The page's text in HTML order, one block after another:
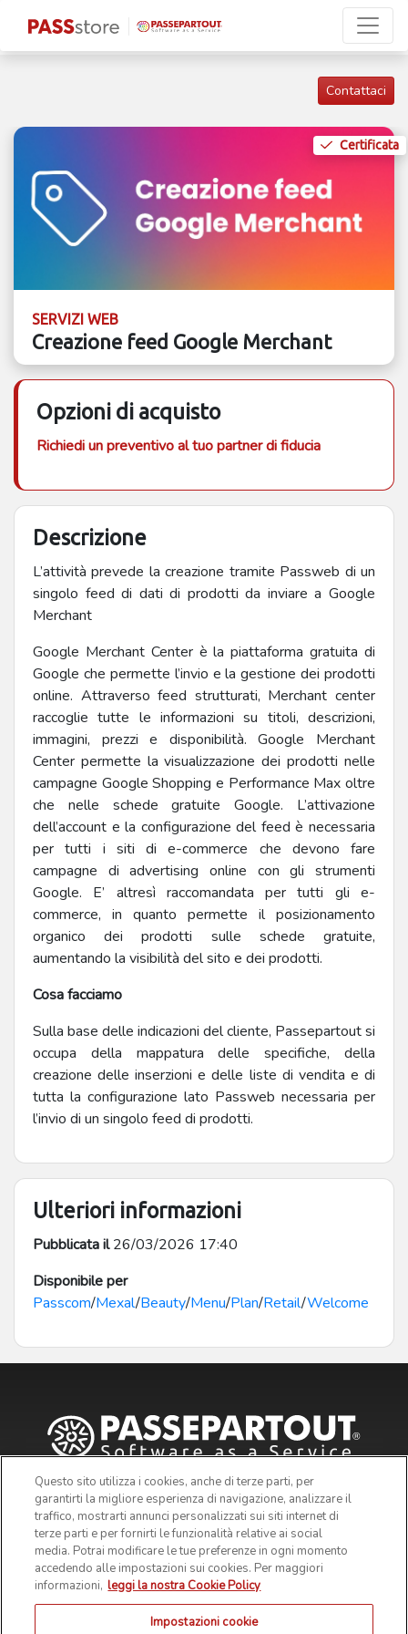
Contattaci
Certificata
SERVIZI WEB
Creazione feed Google Merchant
Opzioni di acquisto
Richiedi un preventivo al tuo partner di fiducia
Descrizione
L’attività prevede la creazione tramite Passweb di un
singolo feed di dati di prodotti da inviare a Google
Merchant
Google Merchant Center è la piattaforma gratuita di
Google che permette l’invio e la gestione dei prodotti
online. Attraverso feed strutturati, Merchant center
raccoglie tutte le informazioni su titoli, descrizioni,
immagini, prezzi e disponibilità. Google Merchant
Center permette la visualizzazione dei prodotti nelle
campagne Google Shopping e Performance Max oltre
che nelle schede gratuite Google. L’attivazione
dell’account e la configurazione del feed è necessaria
per tutti i siti di e-commerce che devono fare
campagne di advertising online con gli strumenti
Google. E’ altresì raccomandata per tutti gli e-
commerce, in quanto permette il posizionamento
organico dei prodotti sulle schede gratuite,
aumentando la visibilità del sito e dei prodotti.
Cosa facciamo
Sulla base delle indicazioni del cliente, Passepartout si
occupa della mappatura delle specifiche, della
creazione delle inserzioni e delle liste di vendita e di
tutta la configurazione lato Passweb necessaria per
l’invio di un singolo feed di prodotti.
Ulteriori informazioni
Pubblicata il26/03/2026 17:40
Disponibile per
Passcom/Mexal/Beauty/Menu/Plan/Retail/Welcome
© 2019 Passepartout s.p.a. - c/o SM HUB - Via Consiglio dei
Questo sito utilizza i cookies, anche di terze parti, per
garantirti la migliore esperienza di navigazione, analizzare il
traffico, mostrarti annunci personalizzati sui siti internet di
terze parti e per fornirti le funzionalità relative ai social
media. Potrai modificare le tue preferenze in ogni momento
accedendo alle impostazioni sui cookies. Per maggiori
informazioni, leggi la nostra Cookie Policy
Impostazioni cookie